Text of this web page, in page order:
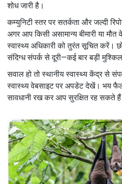
शोध जारी है।
कम्युनिटी स्तर पर सतर्कता और जल्दी
अगर आप किसी असामान्य बीमारी या
स्वास्थ्य अधिकारी को तुरंत सूचित करें।
संदिग्ध संपर्क से दूरी—कई बार बड़ी
सवाल हो तो स्थानीय स्वास्थ्य केंद्र से
स्वास्थ्य वेबसाइट पर अपडेट देखें। भय
सावधानी रख कर आप सुरक्षित रह सकते